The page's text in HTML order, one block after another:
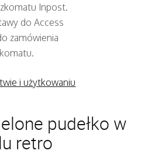
Inpost.
do Access
zamówienia
i użytkowaniu
pudełko w
retro